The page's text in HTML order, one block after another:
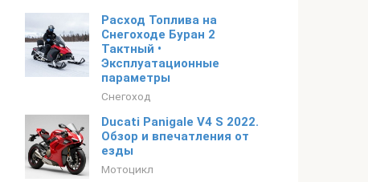
Расход Топлива на
Снегоходе Буран 2
Тактный •
Эксплуатационные
параметры
Снегоход
Ducati Panigale V4 S 2022.
Обзор и впечатления от
езды
Мотоцикл